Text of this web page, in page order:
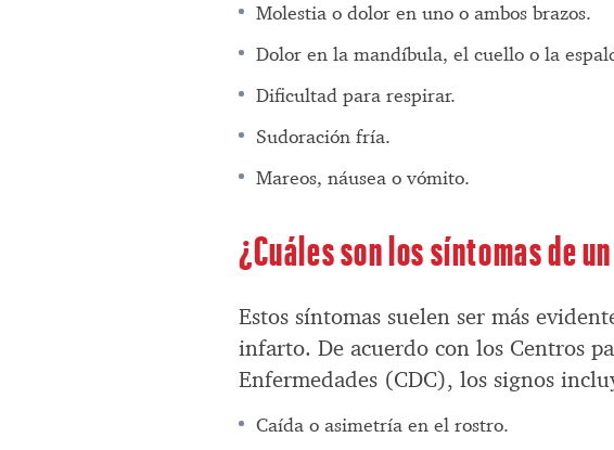
Molestia o dolor en uno o ambos brazos.
Dolor en la mandíbula, el cuello o la
Dificultad para respirar.
Sudoración fría.
Mareos, náusea o vómito.
¿Cuáles son los síntomas de
Estos síntomas suelen ser más
infarto. De acuerdo con los Centros
Enfermedades (CDC), los signos
Caída o asimetría en el rostro.